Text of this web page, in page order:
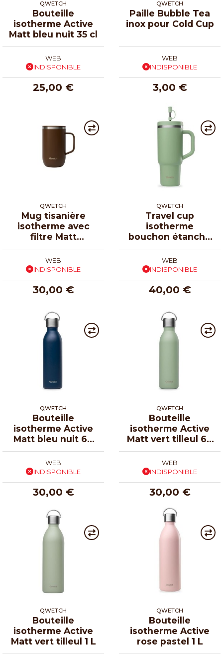
QWETCH
Bouteille
isotherme Active
Matt bleu nuit 35 cl
WEB
INDISPONIBLE
25,00 €
QWETCH
Paille Bubble Tea
inox pour Cold Cup
WEB
INDISPONIBLE
3,00 €
QWETCH
Mug tisanière
isotherme avec
filtre Matt
chocolat 47 cl
WEB
INDISPONIBLE
30,00 €
QWETCH
Travel cup
isotherme
bouchon étanche
vert tilleul 90 cl
WEB
INDISPONIBLE
40,00 €
QWETCH
Bouteille
isotherme Active
Matt bleu nuit 60
cl
WEB
INDISPONIBLE
30,00 €
QWETCH
Bouteille
isotherme Active
Matt vert tilleul 60
cl
WEB
INDISPONIBLE
30,00 €
QWETCH
Bouteille
isotherme Active
Matt vert tilleul 1 L
QWETCH
Bouteille
isotherme Active
rose pastel 1 L